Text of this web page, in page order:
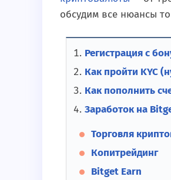
обсудим все нюансы
Регистрация с
Как пройти KYC
Как пополнить
Заработок на
Торговля
Копитрейдинг
Bitget Earn